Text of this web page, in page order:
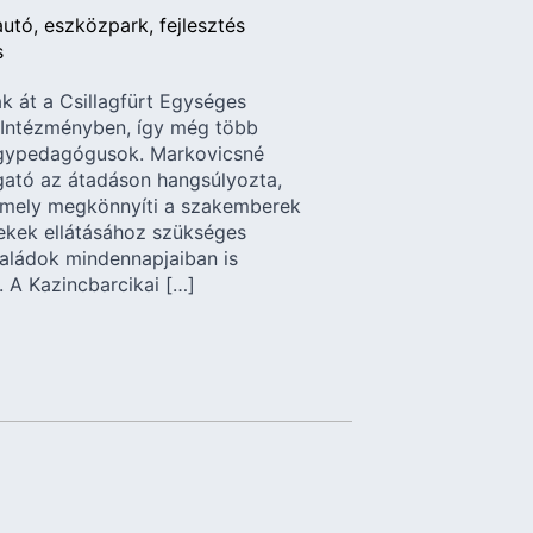
eszközpark fejlesztés
át a Csillagfürt Egységes
így még több
Markovicsné
az átadáson hangsúlyozta,
megkönnyíti a szakemberek
ellátásához szükséges
mindennapjaiban is
A Kazincbarcikai […]